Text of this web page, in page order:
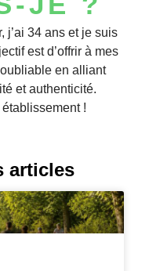
j’ai 34 ans et je suis
est d’offrir à mes
en alliant
et authenticité.
!
articles